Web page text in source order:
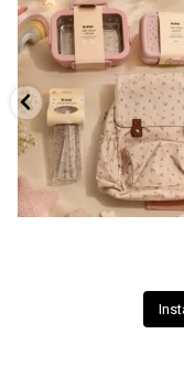
הקולקציה החדשה...
9 4